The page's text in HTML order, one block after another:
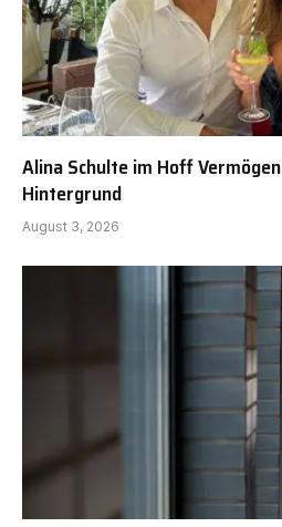
Alina Schulte im Hoff
Hintergrund
August 3, 2026